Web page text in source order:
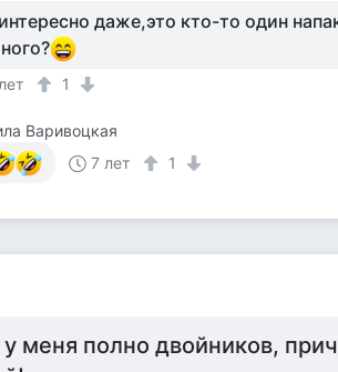
даже,это кто-то один
1
Варивоцкая
7 лет
1
меня полно двойников,